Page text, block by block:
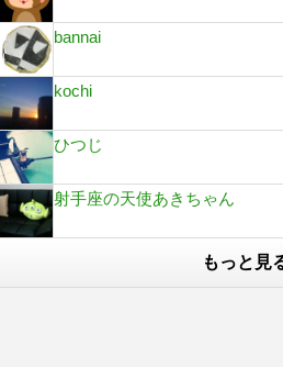
bannai
kochi
ひつじ
射手座の天使あきちゃん
もっと見